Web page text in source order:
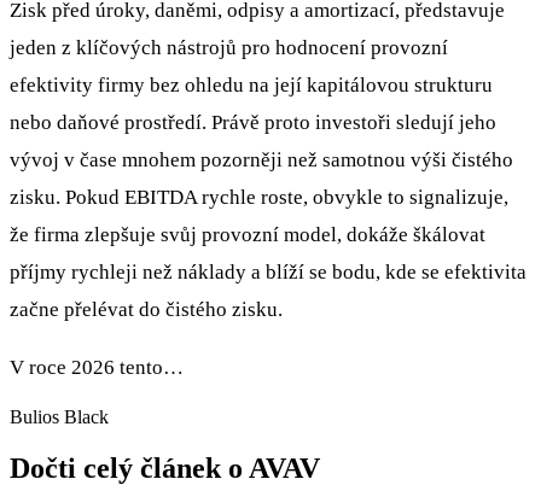
Zisk před úroky, daněmi, odpisy a amortizací, představuje
jeden z klíčových nástrojů pro hodnocení provozní
efektivity firmy bez ohledu na její kapitálovou strukturu
nebo daňové prostředí. Právě proto investoři sledují jeho
vývoj v čase mnohem pozorněji než samotnou výši čistého
zisku. Pokud EBITDA rychle roste, obvykle to signalizuje,
že firma zlepšuje svůj provozní model, dokáže škálovat
příjmy rychleji než náklady a blíží se bodu, kde se efektivita
začne přelévat do čistého zisku.
V roce 2026 tento…
Bulios Black
Dočti celý článek o AVAV